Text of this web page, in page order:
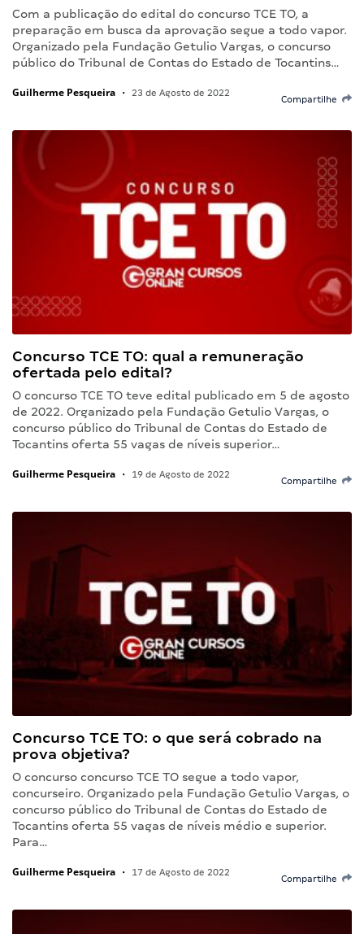
Com a publicação do edital do concurso TCE TO, a
preparação em busca da aprovação segue a todo vapor.
Organizado pela Fundação Getulio Vargas, o concurso
público do Tribunal de Contas do Estado de Tocantins…
Guilherme Pesqueira • 23 de Agosto de 2022
Compartilhe
Concurso TCE TO: qual a remuneração
ofertada pelo edital?
O concurso TCE TO teve edital publicado em 5 de agosto
de 2022. Organizado pela Fundação Getulio Vargas, o
concurso público do Tribunal de Contas do Estado de
Tocantins oferta 55 vagas de níveis superior…
Guilherme Pesqueira • 19 de Agosto de 2022
Compartilhe
Concurso TCE TO: o que será cobrado na
prova objetiva?
O concurso concurso TCE TO segue a todo vapor,
concurseiro. Organizado pela Fundação Getulio Vargas, o
concurso público do Tribunal de Contas do Estado de
Tocantins oferta 55 vagas de níveis médio e superior.
Para…
Guilherme Pesqueira • 17 de Agosto de 2022
Compartilhe